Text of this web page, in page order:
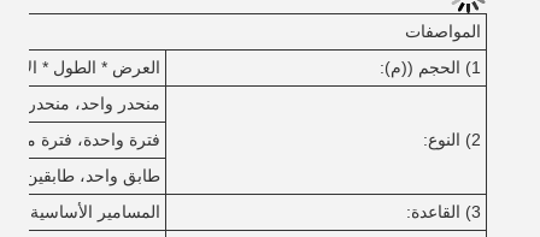
المواصفات
1) الحجم ((م):
العرض * الطول *
2) النوع:
منحدر واحد، منحدر
فترة واحدة، فترة
طابق واحد، طابقين،
3) القاعدة:
المسامير الأساسية